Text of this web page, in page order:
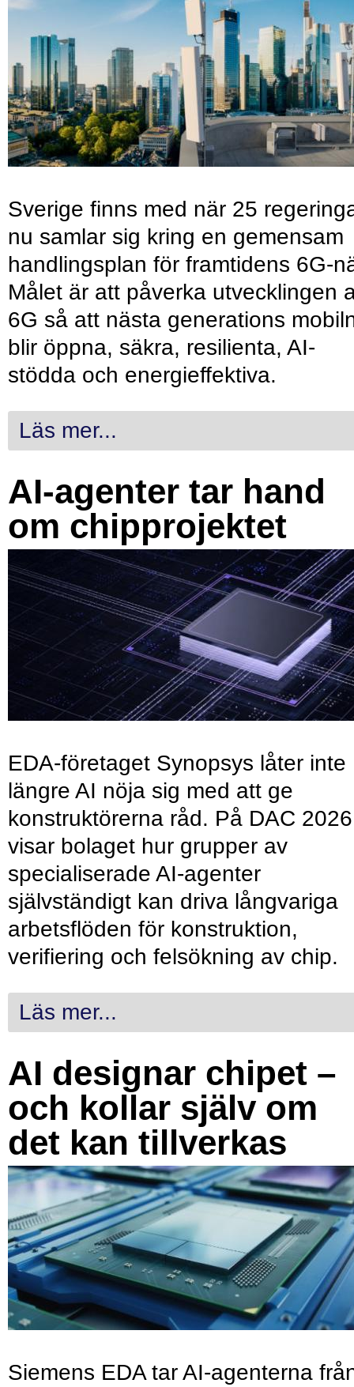
Sverige finns med när 25
nu samlar sig kring en gemensam
handlingsplan för framtidens 6G-
Målet är att påverka utvecklingen
6G så att nästa generations
blir öppna, säkra, resilienta, AI-
stödda och energieffektiva.
Läs mer...
AI-agenter tar hand
om chipprojektet
EDA-företaget Synopsys låter inte
längre AI nöja sig med att ge
konstruktörerna råd. På DAC 2026
visar bolaget hur grupper av
specialiserade AI-agenter
självständigt kan driva långvariga
arbetsflöden för konstruktion,
verifiering och felsökning av chip.
Läs mer...
AI designar chipet –
och kollar själv om
det kan tillverkas
Siemens EDA tar AI-agenterna